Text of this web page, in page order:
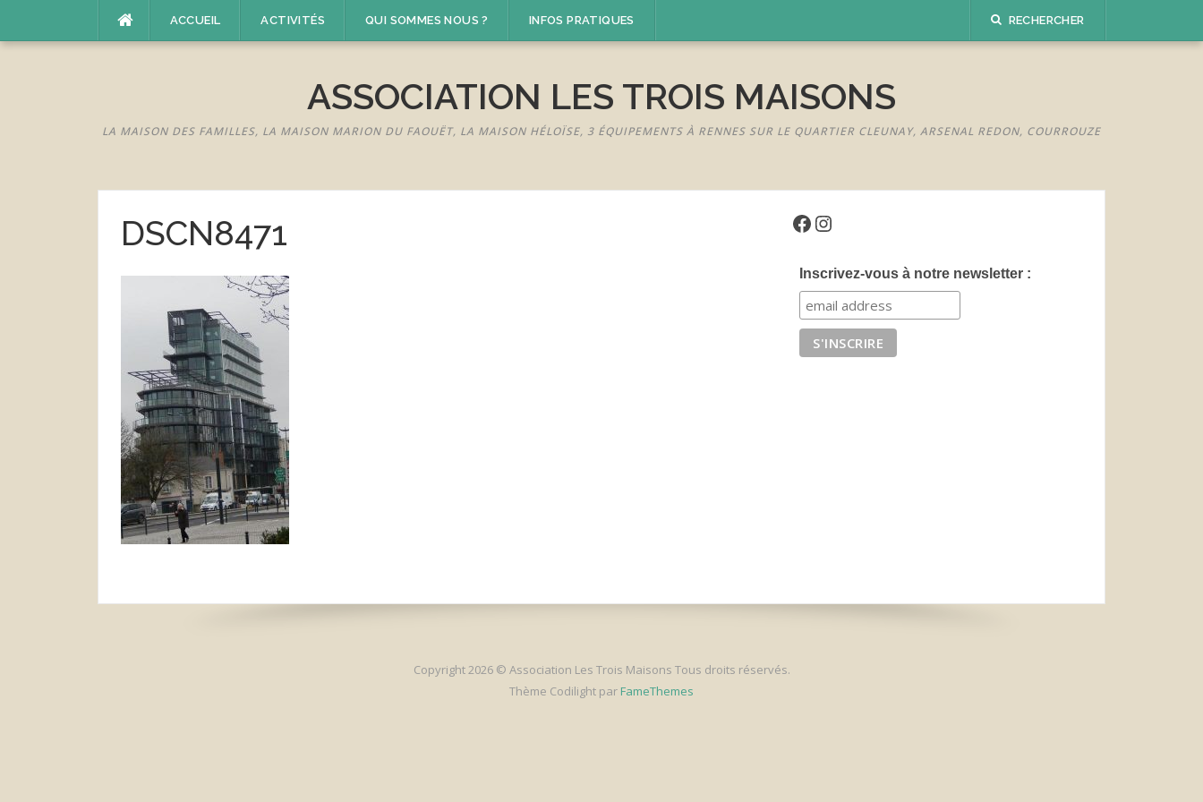
ACCUEIL ACTIVITÉS QUI SOMMES NOUS ? INFOS PRATIQUES RECHERCHER
ASSOCIATION LES TROIS MAISONS
LA MAISON DES FAMILLES, LA MAISON MARION DU FAOUËT, LA MAISON HÉLOÏSE, 3 ÉQUIPEMENTS À RENNES SUR LE QUARTIER CLEUNAY, ARSENAL REDON, COURROUZE
DSCN8471 Facebook
Instagram
Inscrivez-vous à notre newsletter :
Copyright 2026 © Association Les Trois Maisons Tous droits réservés.
Thème Codilight par FameThemes